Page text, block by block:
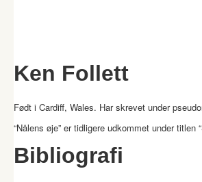
Ken Follett
Født i Cardiff, Wales. Har skrevet under
“Nålens øje” er tidligere udkommet under titlen
Bibliografi